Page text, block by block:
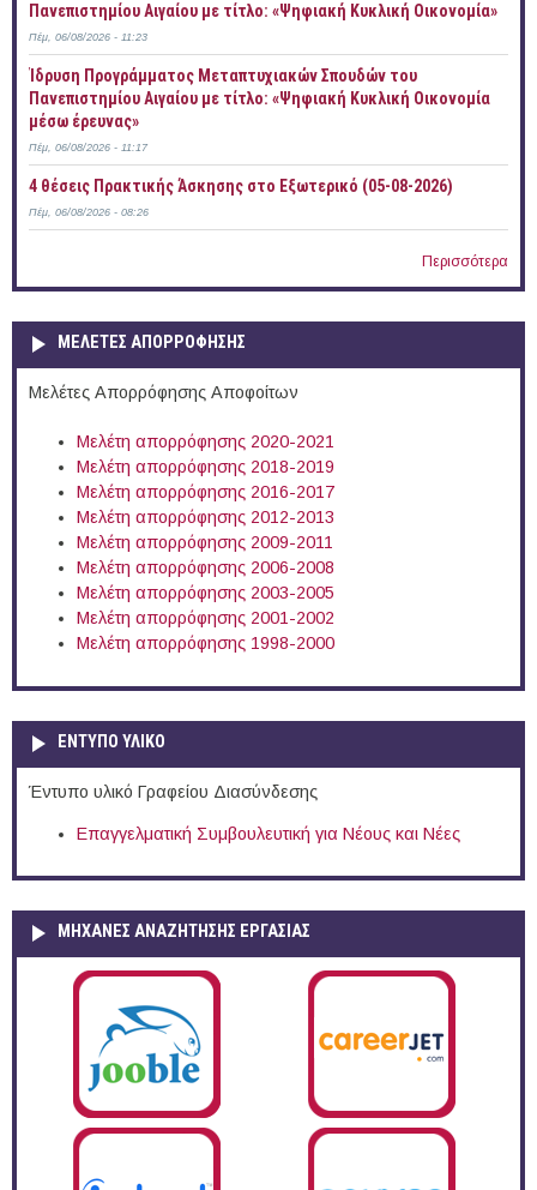
Πανεπιστημίου Αιγαίου με τίτλο: «Ψηφιακή Κυκλική Οικονομία»
Πέμ, 06/08/2026 - 11:23
Ίδρυση Προγράμματος Μεταπτυχιακών Σπουδών του
Πανεπιστημίου Αιγαίου με τίτλο: «Ψηφιακή Κυκλική Οικονομία
μέσω έρευνας»
Πέμ, 06/08/2026 - 11:17
4 θέσεις Πρακτικής Άσκησης στο Εξωτερικό (05-08-2026)
Πέμ, 06/08/2026 - 08:26
Περισσότερα
ΜΕΛΕΤΕΣ ΑΠΟΡΡΟΦΗΣΗΣ
Μελέτες Απορρόφησης Αποφοίτων
Μελέτη απορρόφησης 2020-2021
Μελέτη απορρόφησης 2018-2019
Μελέτη απορρόφησης 2016-2017
Μελέτη απορρόφησης 2012-2013
Μελέτη απορρόφησης 2009-2011
Μελέτη απορρόφησης 2006-2008
Μελέτη απορρόφησης 2003-2005
Μελέτη απορρόφησης 2001-2002
Μελέτη απορρόφησης 1998-2000
ΕΝΤΥΠΟ ΥΛΙΚΟ
Έντυπο υλικό Γραφείου Διασύνδεσης
Επαγγελματική Συμβουλευτική για Νέους και Νέες
ΜΗΧΑΝΕΣ ΑΝΑΖΗΤΗΣΗΣ ΕΡΓΑΣΙΑΣ